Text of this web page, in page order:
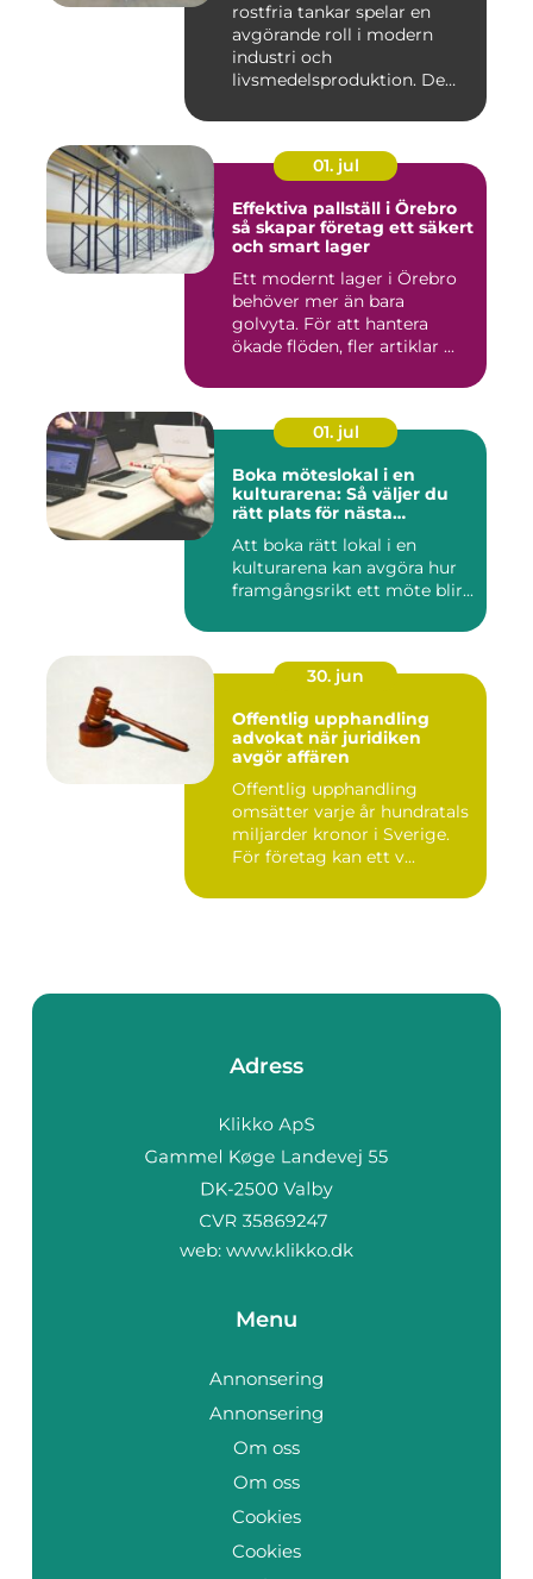
rostfria tankar spelar en
avgörande roll i modern
industri och
livsmedelsproduktion. De
01. jul
Effektiva pallställ i Örebro
så skapar företag ett säkert
och smart lager
Ett modernt lager i Örebro
behöver mer än bara
golvyta. För att hantera
ökade flöden, fler artiklar ...
01. jul
Boka möteslokal i en
kulturarena: Så väljer du
rätt plats för nästa
Att boka rätt lokal i en
kulturarena kan avgöra hur
framgångsrikt ett möte blir...
30. jun
Offentlig upphandling
advokat när juridiken
avgör affären
Offentlig upphandling
omsätter varje år hundratals
miljarder kronor i Sverige.
För företag kan ett v...
Adress
web: www.klikko.dk
Menu
Annonsering
Annonsering
Om oss
Om oss
Cookies
Cookies